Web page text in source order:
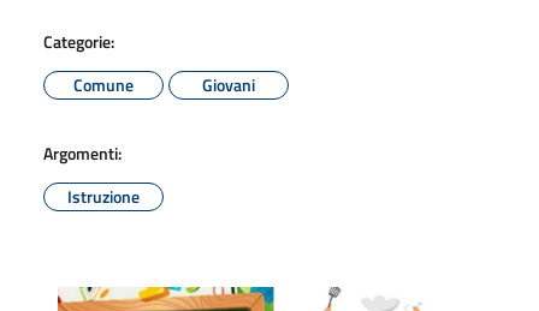
Categorie:
Comune
Giovani
Argomenti:
Istruzione